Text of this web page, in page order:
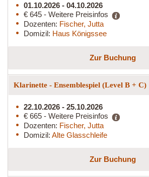
01.10.2026 - 04.10.2026
€ 645 - Weitere Preisinfos
Dozenten: Fischer, Jutta
Domizil: Haus Königssee
Zur Buchung
Klarinette - Ensemblespiel (Level B + C)
22.10.2026 - 25.10.2026
€ 665 - Weitere Preisinfos
Dozenten: Fischer, Jutta
Domizil: Alte Glasschleife
Zur Buchung